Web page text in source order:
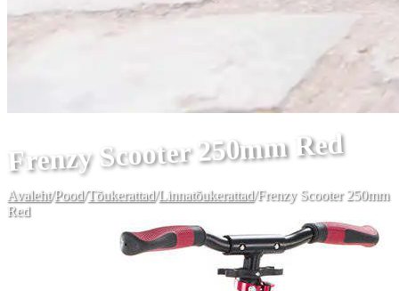
Frenzy Scooter 250mm Red
Avaleht/Pood/Tõukerattad/Linnatõukerattad/Frenzy Scooter 250mm
Red